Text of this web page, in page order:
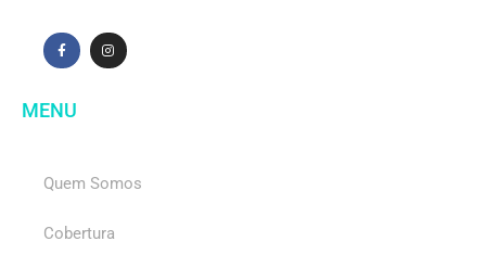
MENU
Quem Somos
Cobertura